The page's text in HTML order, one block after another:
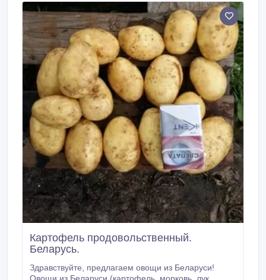
Картофель продовольственный.
Беларусь.
Здравствуйте, предлагаем овощи из Беларуси!